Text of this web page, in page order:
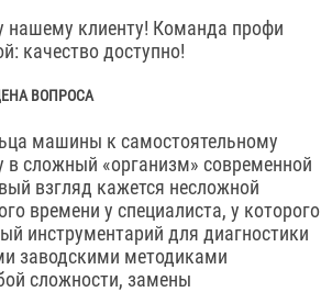
клиенту! Команда профи
качество доступно!
ВОПРОСА
машины к самостоятельному
в сложный «организм» современной
взгляд кажется несложной
времени у специалиста, у которого
инструментарий для диагностики
заводскими методиками
сложности, замены